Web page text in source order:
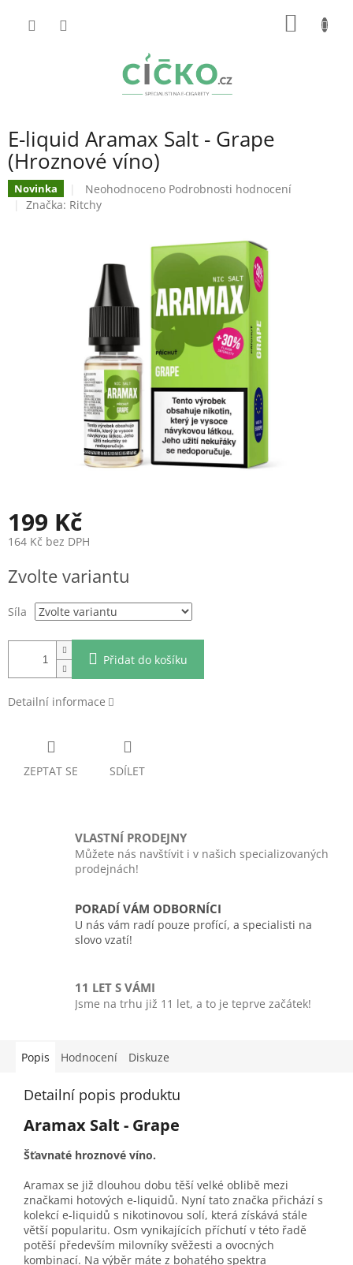
E-liquid Aramax Salt - Grape
(Hroznové víno)
Novinka
Průměrné
hodnocení
hvězdiček.
Neohodnoceno Podrobnosti hodnocení
Značka: Ritchy
199 Kč
164 Kč bez DPH
cena:
Zvolte variantu
Síla
Přidat do košíku
Detailní informace
ZEPTAT SE SDÍLET
VLASTNÍ PRODEJNY
Můžete nás navštívit i v našich specializovaných
prodejnách!
PORADÍ VÁM ODBORNÍCI
U nás vám radí pouze profící, a specialisti na
slovo vzatí!
11 LET S VÁMI
Jsme na trhu již 11 let, a to je teprve začátek!
Popis Hodnocení Diskuze
Detailní popis produktu
Aramax Salt - Grape
Šťavnaté hroznové víno.
Aramax se již dlouhou dobu těší velké oblibě mezi
značkami hotových e-liquidů. Nyní tato značka přichází s
kolekcí e-liquidů s nikotinovou solí, která získává stále
větší popularitu. Osm vynikajících příchutí v této řadě
potěší především milovníky svěžesti a ovocných
kombinací. Na výběr máte z bohatého spektra